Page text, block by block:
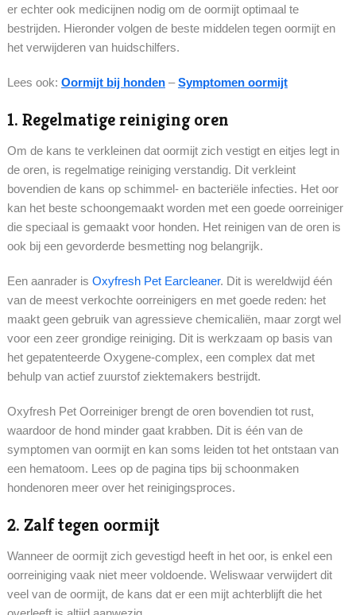
er echter ook medicijnen nodig om de oormijt optimaal te
bestrijden. Hieronder volgen de beste middelen tegen oormijt en
het verwijderen van huidschilfers.
Lees ook: Oormijt bij honden–Symptomen oormijt
1. Regelmatige reiniging oren
Om de kans te verkleinen dat oormijt zich vestigt en eitjes legt in
de oren, is regelmatige reiniging verstandig. Dit verkleint
bovendien de kans op schimmel- en bacteriële infecties. Het oor
kan het beste schoongemaakt worden met een goede oorreiniger
die speciaal is gemaakt voor honden. Het reinigen van de oren is
ook bij een gevorderde besmetting nog belangrijk.
Een aanrader is Oxyfresh Pet Earcleaner. Dit is wereldwijd één
van de meest verkochte oorreinigers en met goede reden: het
maakt geen gebruik van agressieve chemicaliën, maar zorgt wel
voor een zeer grondige reiniging. Dit is werkzaam op basis van
het gepatenteerde Oxygene-complex, een complex dat met
behulp van actief zuurstof ziektemakers bestrijdt.
Oxyfresh Pet Oorreiniger brengt de oren bovendien tot rust,
waardoor de hond minder gaat krabben. Dit is één van de
symptomen van oormijt en kan soms leiden tot het ontstaan van
een hematoom. Lees op de pagina tips bij schoonmaken
hondenoren meer over het reinigingsproces.
2. Zalf tegen oormijt
Wanneer de oormijt zich gevestigd heeft in het oor, is enkel een
oorreiniging vaak niet meer voldoende. Weliswaar verwijdert dit
veel van de oormijt, de kans dat er een mijt achterblijft die het